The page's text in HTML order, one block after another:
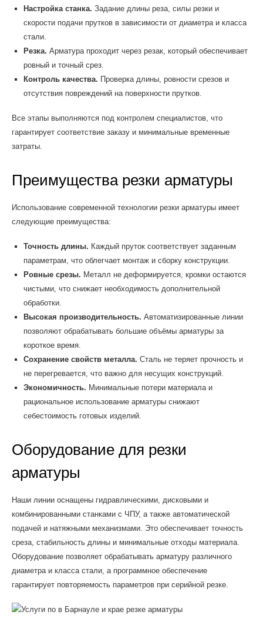
Настройка станка. Задание длины реза, силы резки и
скорости подачи прутков в зависимости от диаметра и класса
стали.
Резка. Арматура проходит через резак, который обеспечивает
ровный и точный срез.
Контроль качества. Проверка длины, ровности срезов и
отсутствия повреждений на поверхности прутков.
Все этапы выполняются под контролем специалистов, что
гарантирует соответствие заказу и минимальные временные
затраты.
Преимущества резки арматуры
Использование современной технологии резки арматуры имеет
следующие преимущества:
Точность длины. Каждый пруток соответствует заданным
параметрам, что облегчает монтаж и сборку конструкции.
Ровные срезы. Металл не деформируется, кромки остаются
чистыми, что снижает необходимость дополнительной
обработки.
Высокая производительность. Автоматизированные линии
позволяют обрабатывать большие объёмы арматуры за
короткое время.
Сохранение свойств металла. Сталь не теряет прочность и
не перегревается, что важно для несущих конструкций.
Экономичность. Минимальные потери материала и
рациональное использование арматуры снижают
себестоимость готовых изделий.
Оборудование для резки
арматуры
Наши линии оснащены гидравлическими, дисковыми и
комбинированными станками с ЧПУ, а также автоматической
подачей и натяжными механизмами. Это обеспечивает точность
среза, стабильность длины и минимальные отходы материала.
Оборудование позволяет обрабатывать арматуру различного
диаметра и класса стали, а программное обеспечение
гарантирует повторяемость параметров при серийной резке.